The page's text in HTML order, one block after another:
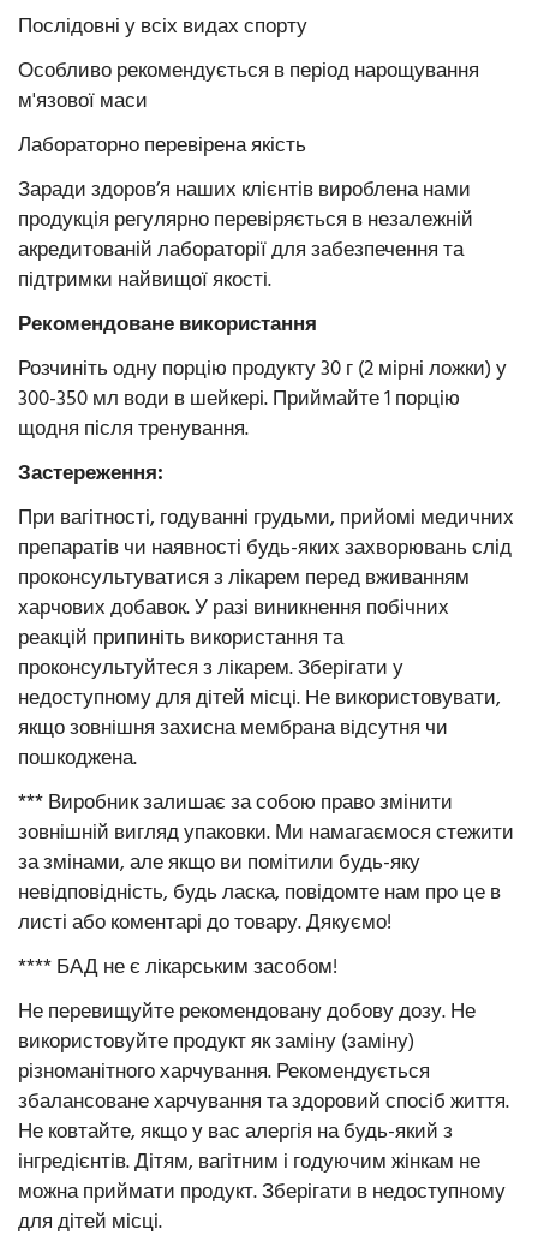
Послідовні у всіх видах спорту
Особливо рекомендується в період нарощування
м'язової маси
Лабораторно перевірена якість
Заради здоров’я наших клієнтів вироблена нами
продукція регулярно перевіряється в незалежній
акредитованій лабораторії для забезпечення та
підтримки найвищої якості.
Рекомендоване використання
Розчиніть одну порцію продукту 30 г (2 мірні ложки) у
300-350 мл води в шейкері. Приймайте 1 порцію
щодня після тренування.
Застереження:
При вагітності, годуванні грудьми, прийомі медичних
препаратів чи наявності будь-яких захворювань слід
проконсультуватися з лікарем перед вживанням
харчових добавок. У разі виникнення побічних
реакцій припиніть використання та
проконсультуйтеся з лікарем. Зберігати у
недоступному для дітей місці. Не використовувати,
якщо зовнішня захисна мембрана відсутня чи
пошкоджена.
*** Виробник залишає за собою право змінити
зовнішній вигляд упаковки. Ми намагаємося стежити
за змінами, але якщо ви помітили будь-яку
невідповідність, будь ласка, повідомте нам про це в
листі або коментарі до товару. Дякуємо!
**** БАД не є лікарським засобом!
Не перевищуйте рекомендовану добову дозу. Не
використовуйте продукт як заміну (заміну)
різноманітного харчування. Рекомендується
збалансоване харчування та здоровий спосіб життя.
Не ковтайте, якщо у вас алергія на будь-який з
інгредієнтів. Дітям, вагітним і годуючим жінкам не
можна приймати продукт. Зберігати в недоступному
для дітей місці.